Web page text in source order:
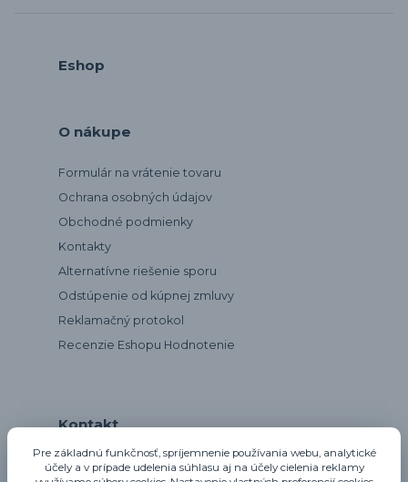
Eshop
O nákupe
Formulár na vrátenie tovaru
Ochrana osobných údajov
Obchodné podmienky
Kontakty
Alternatívne riešenie sporu
Odstúpenie od kúpnej zmluvy
Reklamačný protokol
Recenzie Eshopu Hodnotenie
Kontakt
Pre základnú funkčnosť, spríjemnenie používania webu, analytické
účely a v prípade udelenia súhlasu aj na účely cielenia reklamy